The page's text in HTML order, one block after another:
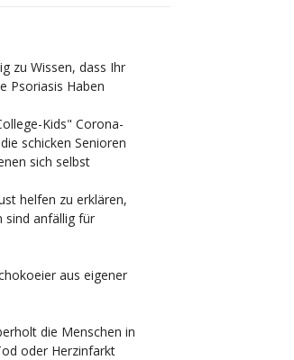
zu Wissen, dass Ihr
Psoriasis Haben
Kids" Corona-
schicken Senioren
sich selbst
helfen zu erklären,
sind anfällig für
aus eigener
die Menschen in
oder Herzinfarkt